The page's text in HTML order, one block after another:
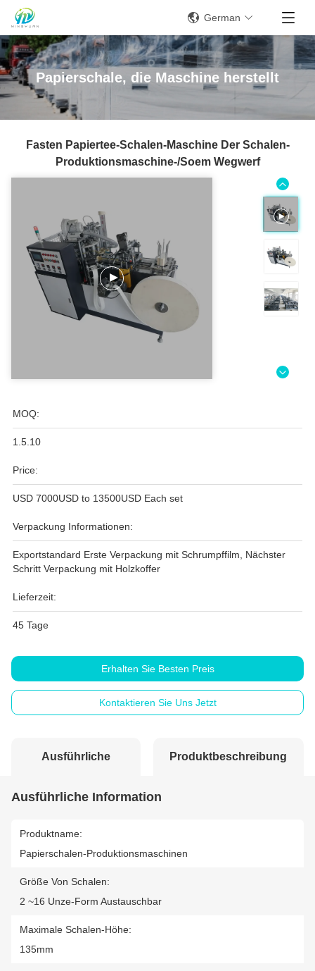
German
Papierschale, die Maschine herstellt
Fasten Papiertee-Schalen-Maschine Der Schalen-
Produktionsmaschine-/Soem Wegwerf
MOQ:
1.5.10
Price:
USD 7000USD to 13500USD Each set
Verpackung Informationen:
Exportstandard Erste Verpackung mit Schrumpffilm, Nächster
Schritt Verpackung mit Holzkoffer
Lieferzeit:
45 Tage
Erhalten Sie Besten Preis
Kontaktieren Sie Uns Jetzt
Ausführliche
Information
Produktbeschreibung
Ausführliche Information
Produktname:
Papierschalen-Produktionsmaschinen
Größe Von Schalen:
2 ~16 Unze-Form Austauschbar
Maximale Schalen-Höhe:
135mm